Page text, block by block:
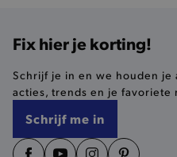
Fix hier je korting!
Schrijf je in en we houden je
acties, trends en je favoriete
Schrijf me in
selected-val